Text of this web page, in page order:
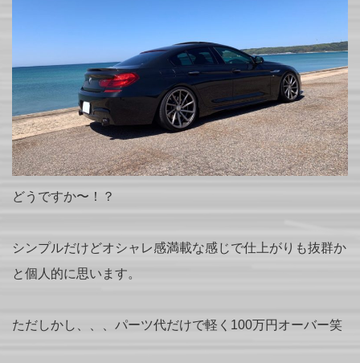
どうですか〜！？
シンプルだけどオシャレ感満載な感じで仕上がりも抜群か
と個人的に思います。
ただしかし、、、パーツ代だけで軽く100万円オーバー笑